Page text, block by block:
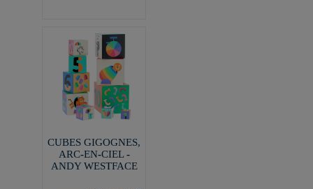
CUBES GIGOGNES,
ARC-EN-CIEL -
ANDY WESTFACE